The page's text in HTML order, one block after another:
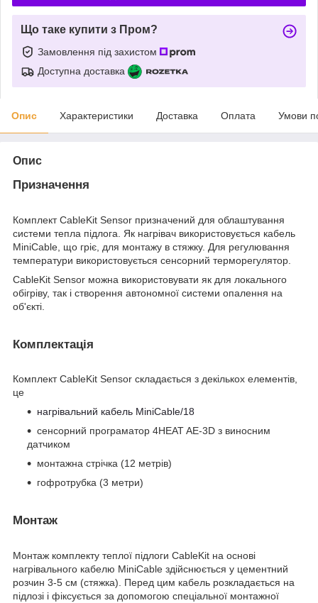
Що таке купити з Пром?
Замовлення під захистом
Доступна доставка
Опис Характеристики Доставка Оплата Умови
Опис
Призначення
Комплект CableKit Sensor призначений для облаштування
системи тепла підлога. Як нагрівач використовується кабель
MiniCable, що гріє, для монтажу в стяжку. Для регулювання
температури використовується сенсорний терморегулятор.
CableKit Sensor можна використовувати як для локального
обігріву, так і створення автономної системи опалення на
об'єкті.
Комплектація
Комплект CableKit Sensor складається з декількох елементів,
це
нагрівальний кабель MiniCable/18
сенсорний програматор 4HEAT AE-3D з виносним
датчиком
монтажна стрічка (12 метрів)
гофротрубка (3 метри)
Монтаж
Монтаж комплекту теплої підлоги CableKit на основі
нагрівального кабелю MiniCable здійснюється у цементний
розчин 3-5 см (стяжка). Перед цим кабель розкладається на
підлозі і фіксується за допомогою спеціальної монтажної